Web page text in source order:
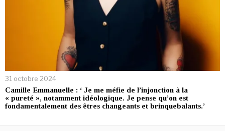
31 octobre 2024
Camille Emmanuelle : ‘ Je me méfie de l’injonction à la
« pureté », notamment idéologique. Je pense qu’on est
fondamentalement des êtres changeants et brinquebalants.’